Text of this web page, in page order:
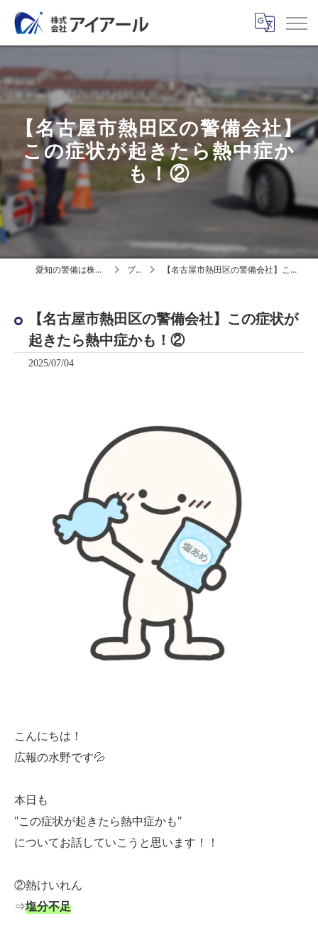
【名古屋市熱田区の警備会社】
この症状が起きたら熱中症か
も！②
愛知の警備は株式会社アイアール ブログ 【名古屋市熱田区の警備会社】この症状が起きたら熱中症かも！②
【名古屋市熱田区の警備会社】この症状が
起きたら熱中症かも！②
2025/07/04
こんにちは！
広報の水野です💦
本日も
"この症状が起きたら熱中症かも"
についてお話していこうと思います！！
②熱けいれん
⇒塩分不足